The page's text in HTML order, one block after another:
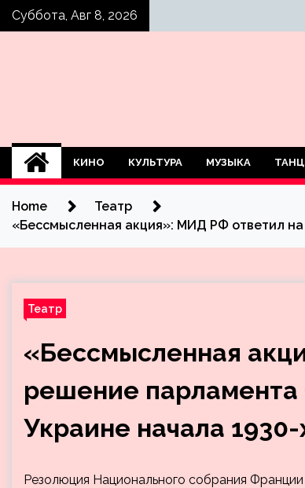
SkipСуббота, Авг 8, 2026
КИНО КУЛЬТУРА МУЗЫКА
Home
Театр
«Бессмысленная акция»: МИД РФ ответил
Театр
«Бессмысленная
решение парламента
Украине начала
Резолюция Национального собрания